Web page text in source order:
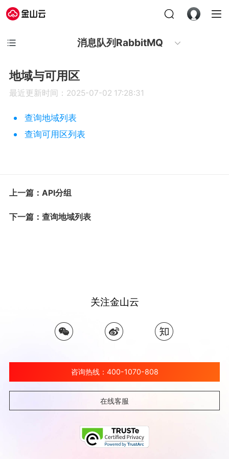
消息队列RabbitMQ
地域与可用区
最近更新时间：2025-07-02 17:28:31
查询地域列表
查询可用区列表
上一篇：API分组
下一篇：查询地域列表
关注金山云
咨询热线：400-1070-808
在线客服